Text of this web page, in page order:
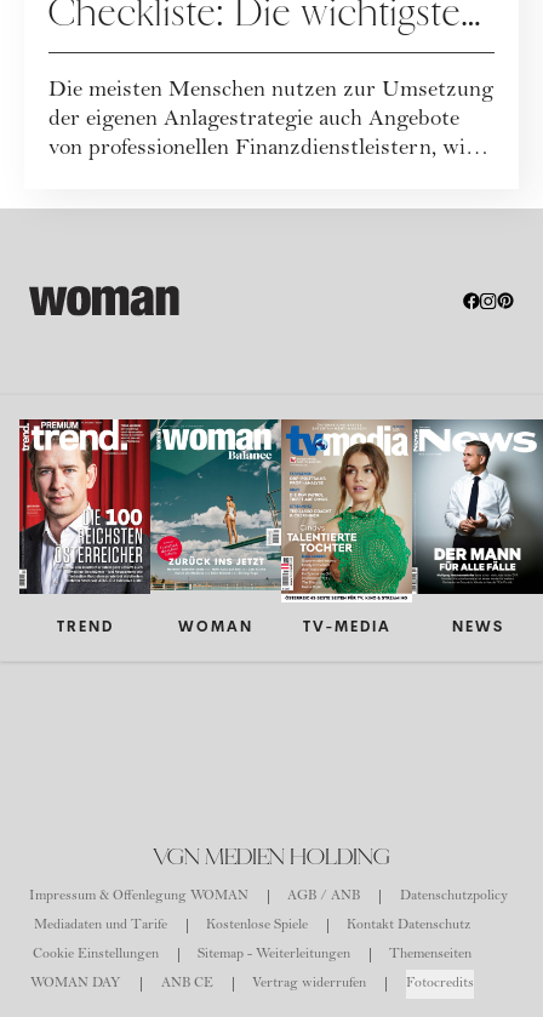
Checkliste: Die wichtigsten
Fragen an Ihren
Finanzpartner
Die meisten Menschen nutzen zur Umsetzung
der eigenen Anlagestrategie auch Angebote
von professionellen Finanzdienstleistern, wie
TREND WOMAN TV-MEDIA NEWS
VGN MEDIEN HOLDING
Impressum & Offenlegung WOMAN AGB / ANB
Datenschutzpolicy
Mediadaten und Tarife
Kostenlose Spiele
Kontakt Datenschutz
Cookie Einstellungen
Sitemap - Weiterleitungen
Themenseiten
WOMAN DAY
ANB CE Vertrag widerrufen Fotocredits